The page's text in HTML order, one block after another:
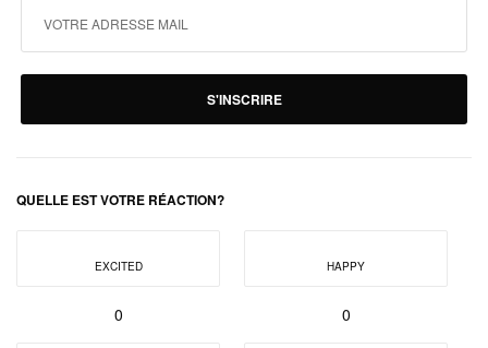
S'INSCRIRE
QUELLE EST VOTRE RÉACTION?
EXCITED
0
HAPPY
0